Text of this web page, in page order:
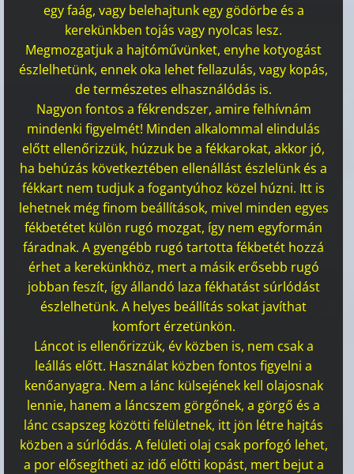
egy faág, vagy belehajtunk egy gödörbe és a
kerekünkben tojás vagy nyolcas lesz.
Megmozgatjuk a hajtóművünket, enyhe kotyogást
észlelhetünk, ennek oka lehet fellazulás, vagy kopás,
de természetes elhasználódás is.
Nagyon fontos a fékrendszer, amire felhívnám
mindenki figyelmét! Minden alkalommal elindulás
előtt ellenőrizzük, húzzuk be a fékkarokat, akkor jó,
ha behúzás következtében ellenállást észlelünk és a
fékkart nem tudjuk a fogantyúhoz közel húzni. Itt is
lehetnek még finom beállítások, mivel minden egyes
fékbetétet külön rugó mozgat, így nem egyformán
fáradnak. A gyengébb rugó tartotta fékbetét hozzá
érhet a kerekünkhöz, mert a másik erősebb rugó
jobban feszít, így állandó laza fékhatást súrlódást
észlelhetünk. A helyes beállítás sokat javíthat
komfort érzetünkön.
Láncot is ellenőrizzük, év közben is, nem csak a
leállás előtt. Használat közben fontos figyelni a
kenőanyagra. Nem a lánc külsejének kell olajosnak
lennie, hanem a láncszem görgőnek, a görgő és a
lánc csapszeg közötti felületnek, itt jön létre hajtás
közben a súrlódás. A felületi olaj csak porfogó lehet,
a por elősegítheti az idő előtti kopást, mert bejut a